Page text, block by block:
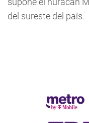
del sureste del país.